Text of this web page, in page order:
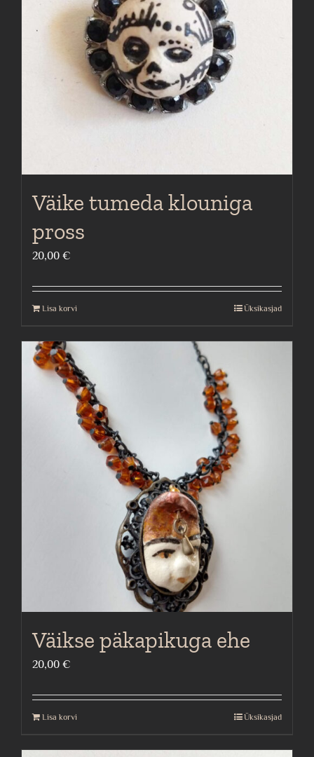
Väike tumeda klouniga
pross
20,00 €
Lisa korvi Üksikasjad
Väikse päkapikuga ehe
20,00 €
Lisa korvi Üksikasjad